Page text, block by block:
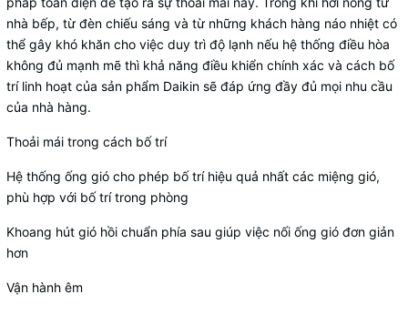
nhà bếp, từ đèn chiếu sáng và từ những khách hàng náo nhiệt có
thể gây khó khăn cho việc duy trì độ lạnh nếu hệ thống điều hòa
không đủ mạnh mẽ thì khả năng điều khiển chính xác và cách bố
trí linh hoạt của sản phẩm Daikin sẽ đáp ứng đầy đủ mọi nhu cầu
của nhà hàng.
Thoải mái trong cách bố trí
Hệ thống ống gió cho phép bố trí hiệu quả nhất các miệng gió,
phù hợp với bố trí trong phòng
Khoang hút gió hồi chuẩn phía sau giúp việc nối ống gió đơn giản
hơn
Vận hành êm